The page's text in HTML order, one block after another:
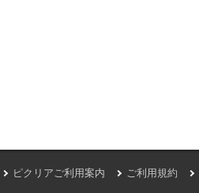
ピクリアご利用案内 ご利用規約